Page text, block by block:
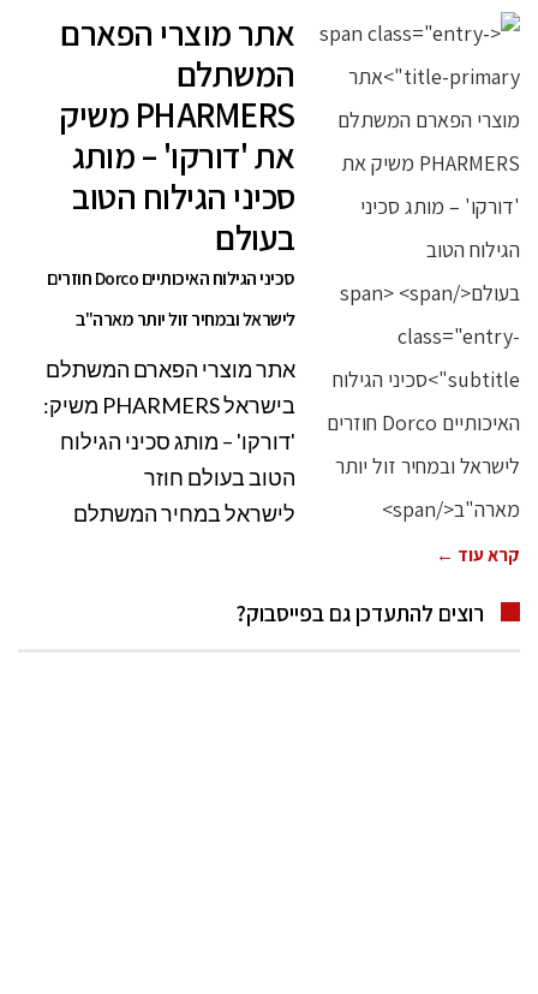
אתר מוצרי הפארם
המשתלם
PHARMERS משיק
את 'דורקו' – מותג
סכיני הגילוח הטוב
בעולם
סכיני הגילוח האיכותיים Dorco חוזרים
לישראל ובמחיר זול יותר מארה"ב
אתר מוצרי הפארם המשתלם
בישראל PHARMERS משיק:
'דורקו' – מותג סכיני הגילוח
הטוב בעולם חוזר
לישראל במחיר המשתלם
קרא עוד ←
רוצים להתעדכן גם בפייסבוק?